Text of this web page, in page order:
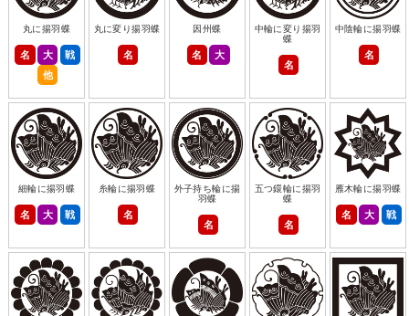
丸に揚羽蝶
名 大
戦
他
丸に変り揚羽蝶
名
因州蝶
名 大
中輪に変り揚羽
蝶
名
中陰輪に揚羽蝶
名
細輪に揚羽蝶
名 大 戦
糸輪に揚羽蝶
名
外子持ち輪に揚
羽蝶
名
五つ鐶輪に揚羽
蝶
名
雁木輪に揚羽蝶
名 大 戦